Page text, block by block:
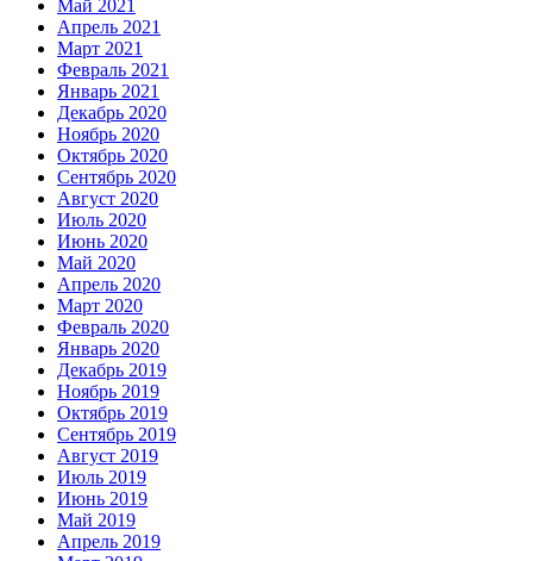
Май 2021
Апрель 2021
Март 2021
Февраль 2021
Январь 2021
Декабрь 2020
Ноябрь 2020
Октябрь 2020
Сентябрь 2020
Август 2020
Июль 2020
Июнь 2020
Май 2020
Апрель 2020
Март 2020
Февраль 2020
Январь 2020
Декабрь 2019
Ноябрь 2019
Октябрь 2019
Сентябрь 2019
Август 2019
Июль 2019
Июнь 2019
Май 2019
Апрель 2019